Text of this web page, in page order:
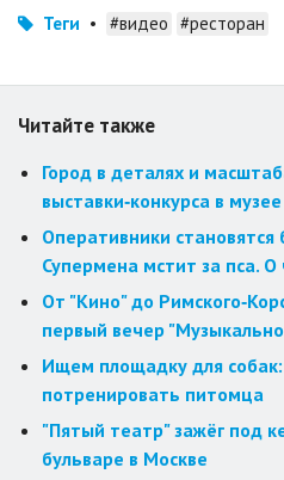
Теги • #видео #ресторан
Читайте также
Город в деталях и
выставки‑конкурса в
Оперативники становятся
Супермена мстит за пса.
От "Кино" до
первый вечер
Ищем площадку для собак:
потренировать питомца
"Пятый театр" зажёг под
бульваре в Москве